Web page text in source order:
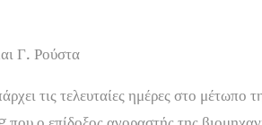
Γ. Ρούστα
τις τελευταίες ημέρες στο μέτωπο